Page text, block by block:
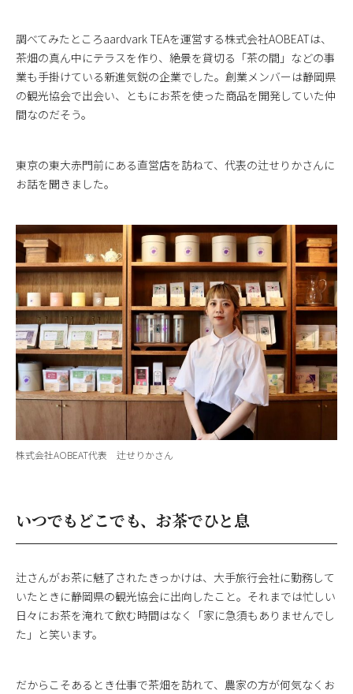
調べてみたところaardvark TEAを運営する株式会社AOBEATは、
茶畑の真ん中にテラスを作り、絶景を貸切る「茶の間」などの事
業も手掛けている新進気鋭の企業でした。創業メンバーは静岡県
の観光協会で出会い、ともにお茶を使った商品を開発していた仲
間なのだそう。
東京の東大赤門前にある直営店を訪ねて、代表の辻せりかさんに
お話を聞きました。
株式会社AOBEAT代表 辻せりかさん
いつでもどこでも、お茶でひと息
辻さんがお茶に魅了されたきっかけは、大手旅行会社に勤務して
いたときに静岡県の観光協会に出向したこと。それまでは忙しい
日々にお茶を淹れて飲む時間はなく「家に急須もありませんでし
た」と笑います。
だからこそあるとき仕事で茶畑を訪れて、農家の方が何気なくお